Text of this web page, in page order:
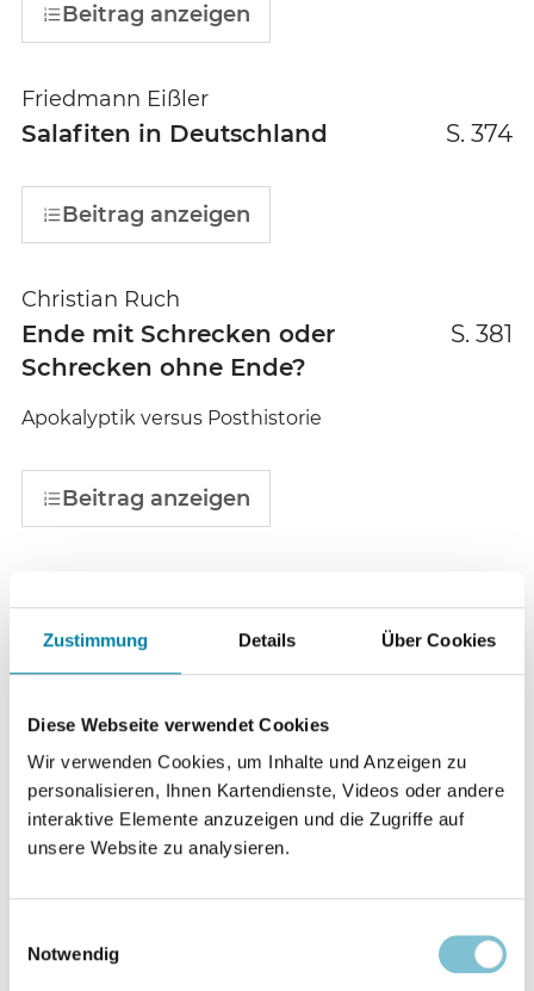
Zustimmung Details Über Cookies
Diese Webseite verwendet Cookies
Wir verwenden Cookies, um Inhalte und Anzeigen zu
personalisieren, Ihnen Kartendienste, Videos oder andere
interaktive Elemente anzuzeigen und die Zugriffe auf
unsere Website zu analysieren.
Notwendig
Beitrag anzeigen
Friedmann Eißler
Salafiten in Deutschland S. 374
Beitrag anzeigen
Christian Ruch
Ende mit Schrecken oder
Schrecken ohne Ende?
S. 381
Apokalyptik versus Posthistorie
Beitrag anzeigen
Pierre Vogel in Hamburg S. 386
Islam
Salafiten - Hilfe für Betroffene S. 388
Beitrag anzeigen